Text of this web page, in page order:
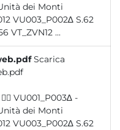
di Latina #  Unità dei Monti
S.07A S.07B S.08 S.10 S.56 VT_ZVN12 ...
Scarica
di Latina #  Unità dei Monti